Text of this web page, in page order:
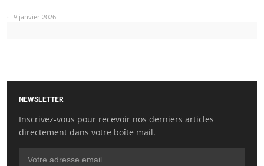
9 janvier 2026
NEWSLETTER
Inscrivez-vous pour recevoir nos derniers articles
directement dans votre boîte mail.